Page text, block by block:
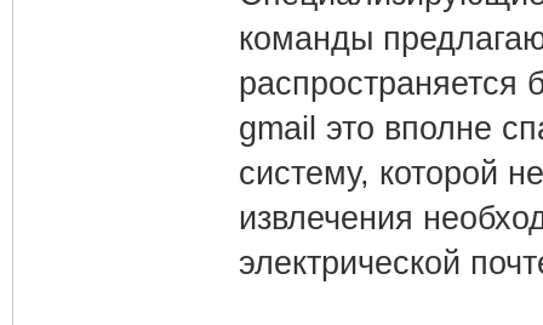
команды
распространяется
gmail это вполне
систему, которой
извлечения
электрической